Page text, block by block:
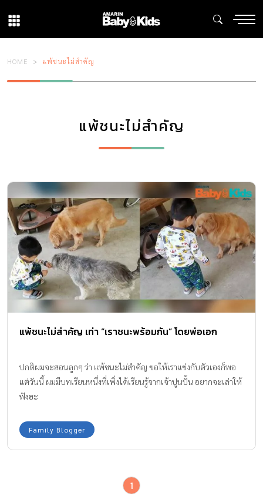
HOME แพ้ชนะไม่สำคัญ
แพ้ชนะไม่สำคัญ
แพ้ชนะไม่สำคัญ เท่า “เราชนะพร้อมกัน” โดยพ่อเอก
ปกติผมจะสอนลูกๆ ว่า แพ้ชนะไม่สำคัญ ขอให้เราแข่งกับตัวเองก็พอ
แต่วันนี้ ผมมีบทเรียนหนึ่งที่เพิ่งได้เรียนรู้จากเจ้าปูนปั้น อยากจะเล่าให้
ฟังฮะ
Family Blogger
1